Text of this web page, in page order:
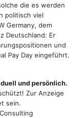
die es werden
politisch viel
Germany, dem
Deutschland: Er
und
Pay Day eingeführt.
und persönlich.
Zur Anzeige
sein.